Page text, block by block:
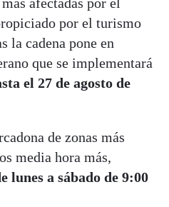
por el turismo
la cadena pone en
que se implementará
el 27 de agosto de
de zonas más
media hora más,
lunes a sábado de 9:00